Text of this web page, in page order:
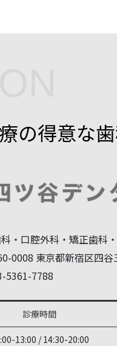
の得意な
・口腔外科・矯正歯科
0008 東京都新宿区四
5361-7788
診療時間
13:00 / 14:30-20:00